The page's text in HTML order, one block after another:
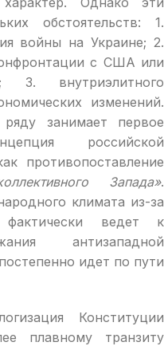
обстоятельств: 1.
войны на Украине; 2.
с США или
3. внутриэлитного
изменений.
занимает первое
российской
противопоставление
Запада».
климата из-за
ведет к
антизападной
идет по пути
Конституции
плавному транзиту